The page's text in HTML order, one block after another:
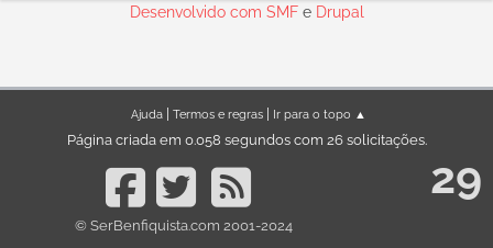
Desenvolvido com SMFe Drupal
Ajuda| Termos e regras| Ir para o topo ▲
Página criada em 0.058 segundos com 26 solicitações.
© SerBenfiquista.com 2001-2024
29